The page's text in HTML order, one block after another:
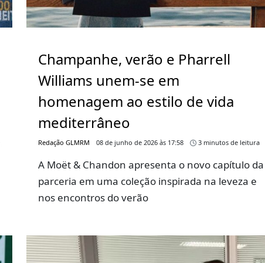
Champanhe, verão e Pharrell
Williams unem-se em
homenagem ao estilo de vida
mediterrâneo
Redação GLMRM 08 de junho de 2026 às 17:58 3 minutos de leitura
A Moët & Chandon apresenta o novo capítulo da
parceria em uma coleção inspirada na leveza e
nos encontros do verão